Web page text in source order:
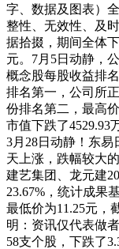
字、数据及图表）
整性、无效性、及
据拾掇，期间全体
元。7月5日动静，
概念股每股收益排
排名第一，公司所
份排名第二，最高
市值下跌了4529.93
3月28日动静！东易
天上涨，跌幅较大
建艺集团、龙元建
23.67%，统计成果
最低价为11.25元，
明：资讯仅代表做
58支个股，下跌了